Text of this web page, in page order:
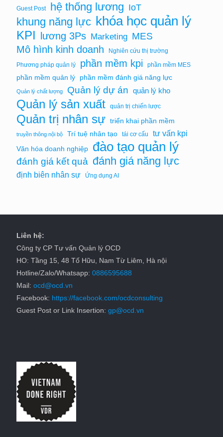
Guest Post hệ thống lương IoT
khung năng lực khóa học quản lý
KPI lương 3Ps Marketing MES
Mô hình kinh doanh
Nghiên cứu thị trường
Phương pháp quản lý
phần mềm kpi phần mềm MES
phần mềm quản lý phần mềm đánh giá năng lực
Quản lý chất lượng Quản lý dự án quản lý kho
Quản lý sản xuất quản trị chiến lược
Quản trị nhân sự triển khai phần mềm
truyền thông nội bộ Trí tuệ nhân tạo tái cơ cấu tư vấn kpi
Văn hóa doanh nghiệp đào tạo quản lý
đánh giá kết quả đánh giá năng lực
định biên nhân sự Ứng dụng AI
Liên hệ:
Công ty CP Tư vấn Quản lý OCD
HO: Tầng 15, 48 Tố Hữu, Nam Từ Liêm, Hà nội
Hotline/Zalo/Whatsapp: 0886595688
Mail: ocd@ocd.vn
Facebook: https://facebook.com/ocdconsulting
Guest Post or Link Insertion: gp@ocd.vn